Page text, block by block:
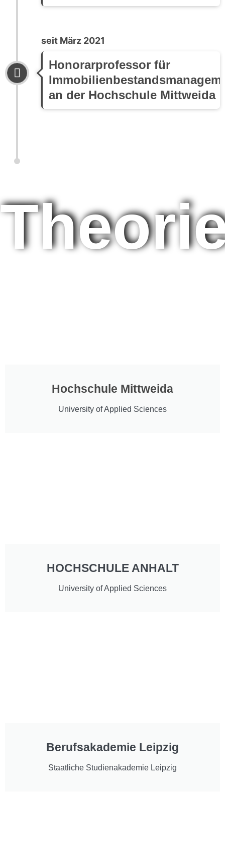
seit März 2021
Honorarprofessor für
an der Hochschule Mittweida
Hochschule Mittweida
University of Applied Sciences
HOCHSCHULE ANHALT
University of Applied Sciences
Berufsakademie Leipzig
Staatliche Studienakademie Leipzig